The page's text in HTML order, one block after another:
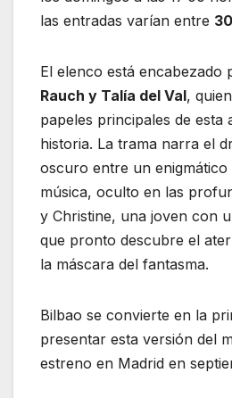
las entradas varían entre
El elenco está encabezado
Rauch y Talía del Val,
papeles principales de esta
historia. La trama narra el
oscuro entre un enigmático
música, oculto en las
y Christine, una joven con
que pronto descubre el
la máscara del fantasma.
Bilbao se convierte en la
presentar esta versión del
estreno en Madrid en